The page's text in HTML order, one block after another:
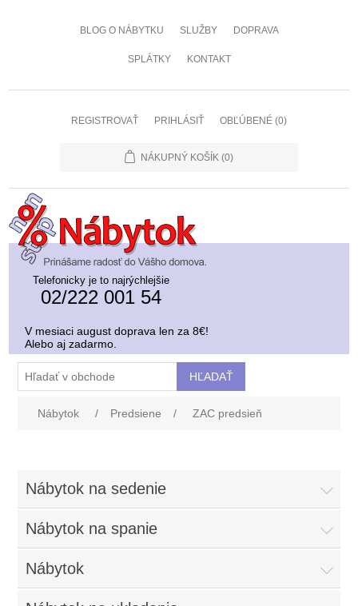
BLOG O NÁBYTKU SLUŽBY DOPRAVA
SPLÁTKY KONTAKT
REGISTROVAŤ PRIHLÁSIŤ OBĽÚBENÉ (0)
NÁKUPNÝ KOŠÍK (0)
Telefonicky je to najrýchlejšie
02/222 001 54
V mesiaci august doprava len za 8€!
Alebo aj zadarmo.
Nábytok / Predsiene / ZAC predsieň
Nábytok na sedenie
Nábytok na spanie
Nábytok